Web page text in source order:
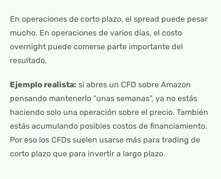
En operaciones de corto plazo, el spread puede pesar
mucho. En operaciones de varios días, el costo
overnight puede comerse parte importante del
resultado.
Ejemplo realista: si abres un CFD sobre Amazon
pensando mantenerlo “unas semanas”, ya no estás
haciendo solo una operación sobre el precio. También
estás acumulando posibles costos de financiamiento.
Por eso los CFDs suelen usarse más para trading de
corto plazo que para invertir a largo plazo.